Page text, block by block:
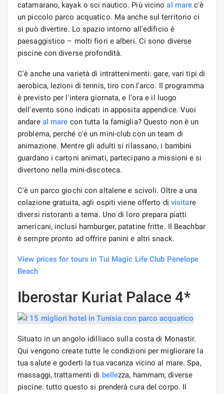
catamarano, kayak o sci nautico. Più vicinoal mare c'è
un piccolo parco acquatico. Ma anche sul territorio ci
si può divertire. Lo spazio intorno all'edificio è
paesaggistico – molti fiori e alberi. Ci sono diverse
piscine con diverse profondità.
C'è anche una varietà di intrattenimenti: gare, vari tipi di
aerobica, lezioni di tennis, tiro con l'arco. Il programma
è previsto per l'intera giornata, e l'ora e il luogo
dell'evento sono indicati in apposita appendice. Vuoi
andare al mare con tutta la famiglia? Questo non è un
problema, perché c'è un mini-club con un team di
animazione. Mentre gli adulti si rilassano, i bambini
guardano i cartoni animati, partecipano a missioni e si
divertono nella mini-discoteca.
C'è un parco giochi con altalene e scivoli. Oltre a una
colazione gratuita, agli ospiti viene offerto di visitare
diversi ristoranti a tema. Uno di loro prepara piatti
americani, inclusi hamburger, patatine fritte. Il Beachbar
è sempre pronto ad offrire panini e altri snack.
View prices for tours in Tui Magic Life Club Penelope
Beach
Iberostar Kuriat Palace 4*
Situato in un angolo idilliaco sulla costa di Monastir.
Qui vengono create tutte le condizioni per migliorare la
tua salute e goderti la tua vacanza vicino al mare. Spa,
massaggi, trattamenti di bellezza, hammam, diverse
piscine: tutto questo si prenderà cura del corpo. Il